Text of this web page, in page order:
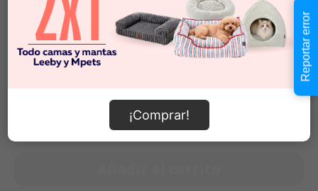
Talla S
$17.990
Talla L
$21.990
Cantidad:
Selecciona una opción para ver
¡Comprar!
Reportar error